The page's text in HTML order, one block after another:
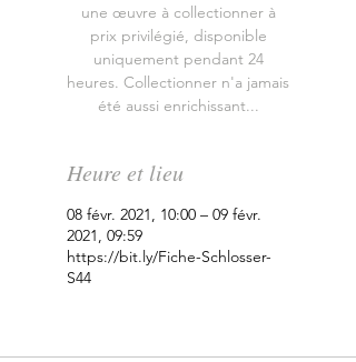
une œuvre à collectionner à
prix privilégié, disponible
uniquement pendant 24
heures. Collectionner n'a jamais
été aussi enrichissant...
Heure et lieu
08 févr. 2021, 10:00 – 09 févr.
2021, 09:59
https://bit.ly/Fiche-Schlosser-
S44